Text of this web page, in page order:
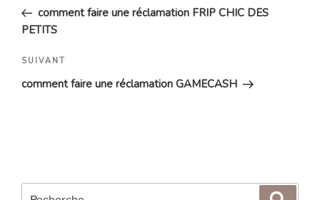
l’article
précédent
comment faire une réclamation FRIP CHIC DES
PETITS
Article
suivant
SUIVANT
comment faire une réclamation GAMECASH